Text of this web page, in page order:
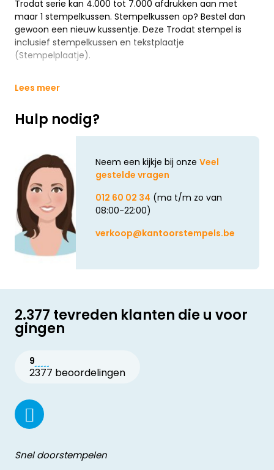
Trodat serie kan 4.000 tot 7.000 afdrukken aan met
maar 1 stempelkussen. Stempelkussen op? Bestel dan
gewoon een nieuw kussentje. Deze Trodat stempel is
inclusief stempelkussen en tekstplaatje
(Stempelplaatje).
Lees meer
Hulp nodig?
Neem een kijkje bij onze Veel
gestelde vragen
012 60 02 34 (ma t/m zo van
08:00-22:00)
verkoop@kantoorstempels.be
2.377 tevreden klanten die u voor
gingen
9
2377 beoordelingen
Snel doorstempelen